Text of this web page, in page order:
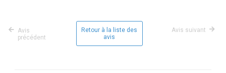
Avis
précédent
Retour à la liste des
avis
Avis suivant